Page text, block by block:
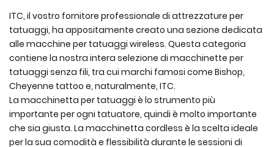
ITC, il vostro fornitore professionale di attrezzature per
tatuaggi, ha appositamente creato una sezione dedicata
alle macchine per tatuaggi wireless. Questa categoria
contiene la nostra intera selezione di macchinette per
tatuaggi senza fili, tra cui marchi famosi come Bishop,
Cheyenne tattoo e, naturalmente, ITC.
La macchinetta per tatuaggi è lo strumento più
importante per ogni tatuatore, quindi è molto importante
che sia giusta. La macchinetta cordless è la scelta ideale
per la sua comodità e flessibilità durante le sessioni di